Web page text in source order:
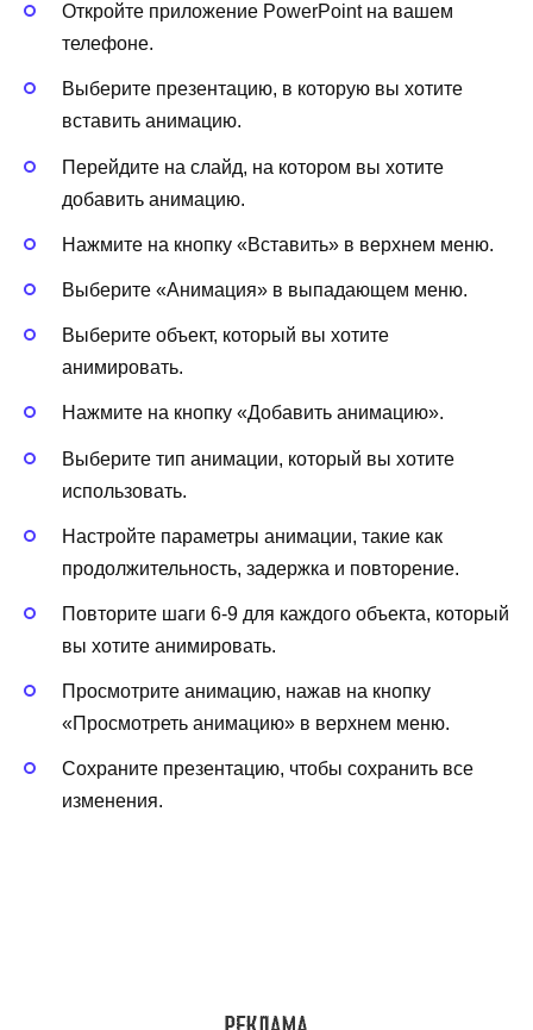
Откройте приложение PowerPoint на вашем
телефоне.
Выберите презентацию, в которую вы хотите
вставить анимацию.
Перейдите на слайд, на котором вы хотите
добавить анимацию.
Нажмите на кнопку «Вставить» в верхнем меню.
Выберите «Анимация» в выпадающем меню.
Выберите объект, который вы хотите
анимировать.
Нажмите на кнопку «Добавить анимацию».
Выберите тип анимации, который вы хотите
использовать.
Настройте параметры анимации, такие как
продолжительность, задержка и повторение.
Повторите шаги 6-9 для каждого объекта, который
вы хотите анимировать.
Просмотрите анимацию, нажав на кнопку
«Просмотреть анимацию» в верхнем меню.
Сохраните презентацию, чтобы сохранить все
изменения.